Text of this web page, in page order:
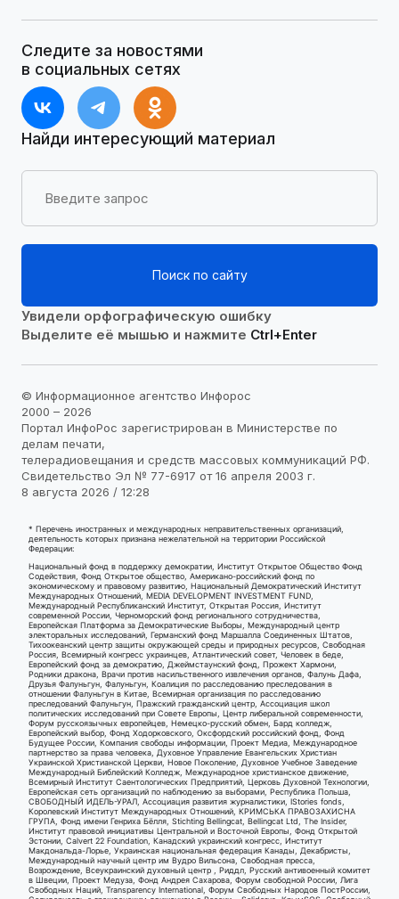
Следите за новостями
в социальных сетях
Найди интересующий материал
Поиск по сайту
Увидели орфографическую ошибку
Выделите её мышью и нажмите Ctrl+Enter
© Информационное агентство Инфорос
2000 – 2026
Портал ИнфоРос зарегистрирован в Министерстве по
делам печати,
телерадиовещания и средств массовых коммуникаций РФ.
Свидетельство Эл № 77-6917 от 16 апреля 2003 г.
8 августа 2026 / 12:28